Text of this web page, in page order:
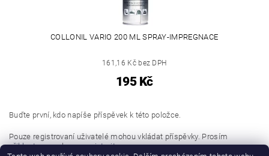
COLLONIL VARIO 200 ML SPRAY-IMPREGNACE
161,16 Kč bez DPH
195 Kč
Buďte první, kdo napíše příspěvek k této položce.
Pouze registrovaní uživatelé mohou vkládat příspěvky. Prosím
přihlaste senebo seregistrujte.